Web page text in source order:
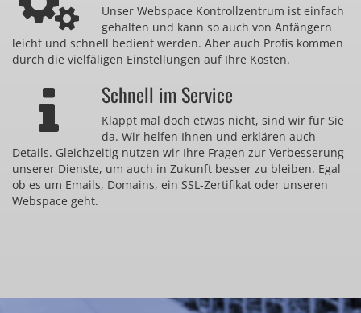
Unser Webspace Kontrollzentrum ist einfach
gehalten und kann so auch von Anfängern
leicht und schnell bedient werden. Aber auch Profis kommen
durch die vielfäligen Einstellungen auf Ihre Kosten.
Schnell im Service
Klappt mal doch etwas nicht, sind wir für Sie
da. Wir helfen Ihnen und erklären auch
Details. Gleichzeitig nutzen wir Ihre Fragen zur Verbesserung
unserer Dienste, um auch in Zukunft besser zu bleiben. Egal
ob es um Emails, Domains, ein SSL-Zertifikat oder unseren
Webspace geht.